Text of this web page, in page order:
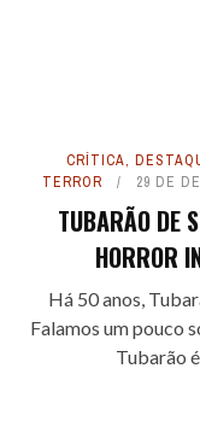
CRÍTICA,
TERROR
29 DE
TUBARÃO DE
HORROR
Há 50 anos,
Falamos um pouco
Tubarão